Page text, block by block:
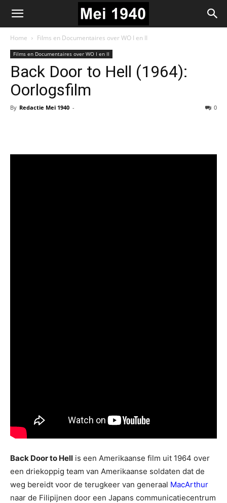
Home Films en Documentaires over WO I en II
Films en Documentaires over WO I en II
Back Door to Hell (1964):
Oorlogsfilm
By Redactie Mei 1940 - 0
‎Back Door to Hell is een Amerikaanse film uit 1964 over
een driekoppig team van Amerikaanse soldaten dat de
weg bereidt voor de terugkeer van generaal MacArthur
naar de Filipijnen door een Japans communicatiecentrum